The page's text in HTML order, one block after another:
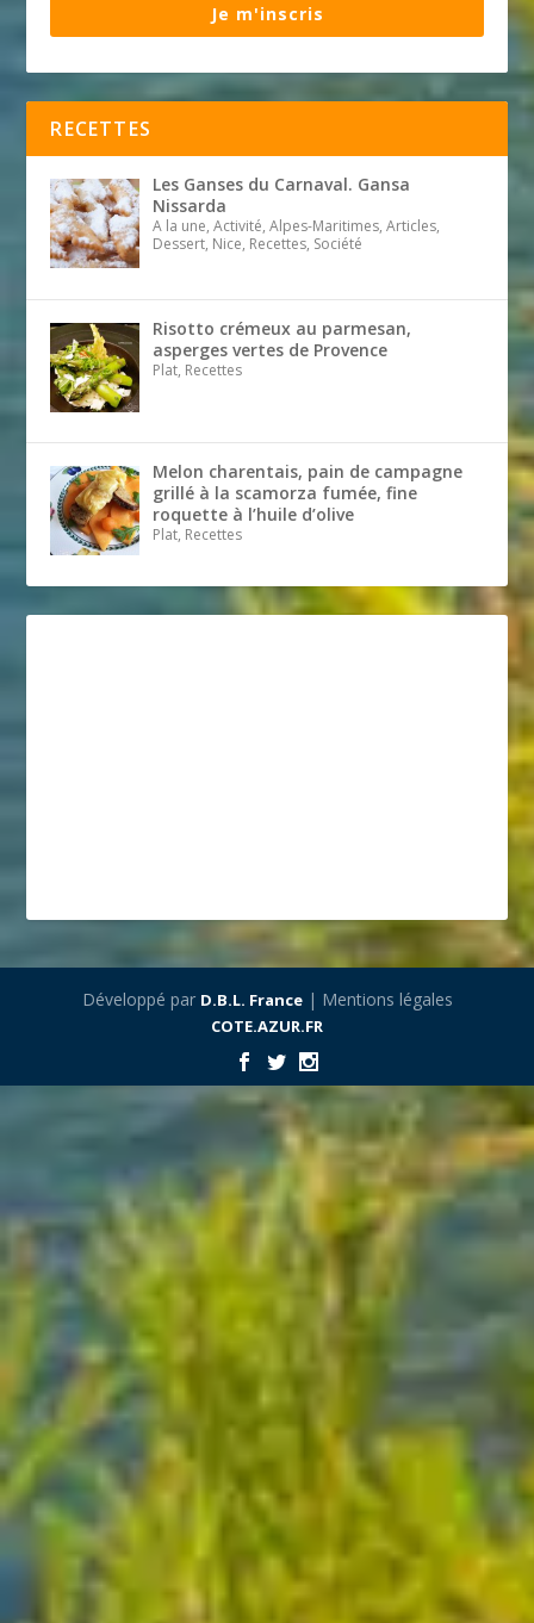
Je m'inscris
RECETTES
Les Ganses du Carnaval. Gansa
Nissarda
A la une, Activité, Alpes-Maritimes, Articles,
Dessert, Nice, Recettes, Société
Risotto crémeux au parmesan,
asperges vertes de Provence
Plat, Recettes
Melon charentais, pain de campagne
grillé à la scamorza fumée, fine
roquette à l’huile d’olive
Plat, Recettes
Développé par D.B.L. France| Mentions légales
COTE.AZUR.FR